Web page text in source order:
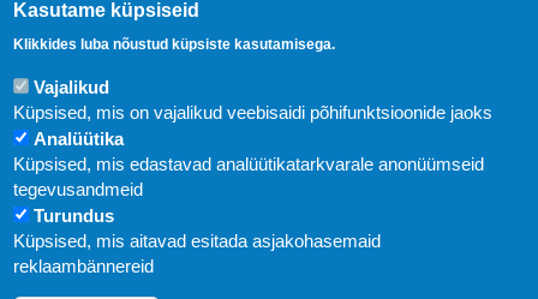
Uudised
KIRJASTUS PEGASUS OÜ © 2020
Kasutame küpsiseid
Klikkides luba nõustud küpsiste kasutamisega.
Vajalikud
Küpsised, mis on vajalikud veebisaidi põhifunktsioonide jaoks
Analüütika
Küpsised, mis edastavad analüütikatarkvarale anonüümseid
tegevusandmeid
Turundus
Küpsised, mis aitavad esitada asjakohasemaid
reklaambännereid